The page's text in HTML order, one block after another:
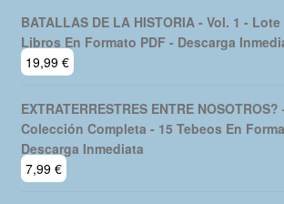
BATALLAS DE LA HISTORIA - Vol. 1 - Lote
Libros En Formato PDF - Descarga
19,99 €
EXTRATERRESTRES ENTRE NOSOTROS?
Colección Completa - 15 Tebeos En
Descarga Inmediata
7,99 €